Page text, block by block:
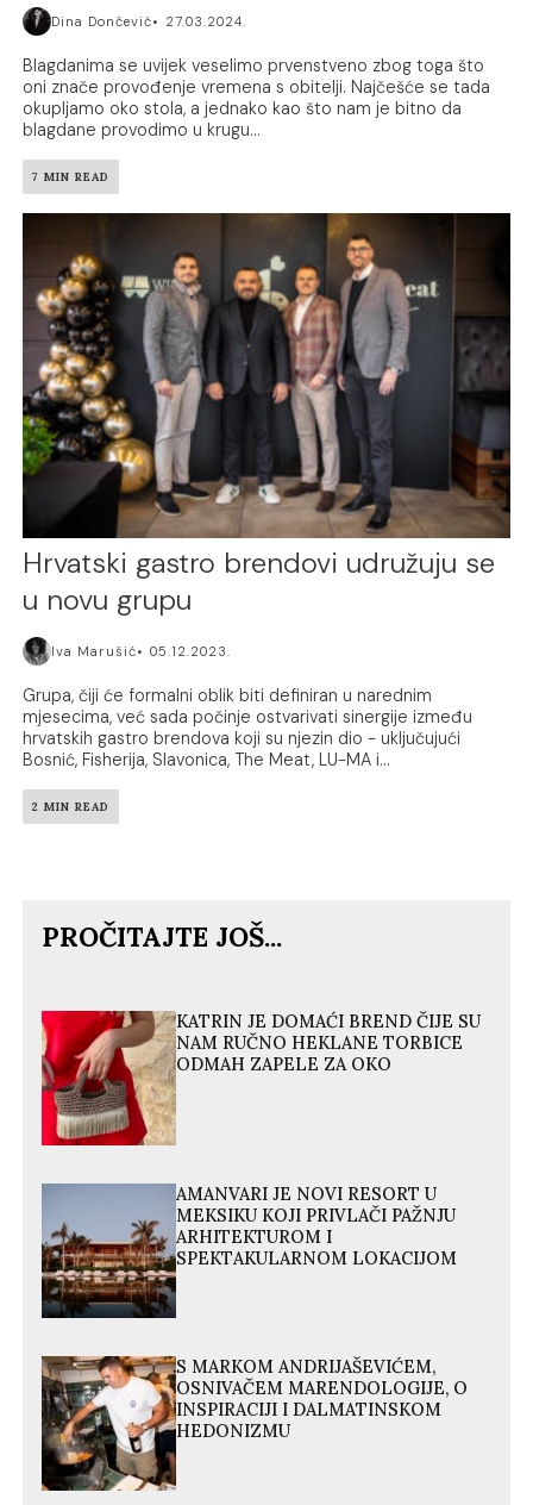
Dina Dončević 27.03.2024.
Blagdanima se uvijek veselimo prvenstveno zbog toga što
oni znače provođenje vremena s obitelji. Najčešće se tada
okupljamo oko stola, a jednako kao što nam je bitno da
blagdane provodimo u krugu...
7 MIN READ
Hrvatski gastro brendovi udružuju se
u novu grupu
Iva Marušić 05.12.2023.
Grupa, čiji će formalni oblik biti definiran u narednim
mjesecima, već sada počinje ostvarivati sinergije između
hrvatskih gastro brendova koji su njezin dio - uključujući
Bosnić, Fisherija, Slavonica, The Meat, LU-MA i...
2 MIN READ
PROČITAJTE JOŠ...
KATRIN JE DOMAĆI BREND ČIJE SU
NAM RUČNO HEKLANE TORBICE
ODMAH ZAPELE ZA OKO
AMANVARI JE NOVI RESORT U
MEKSIKU KOJI PRIVLAČI PAŽNJU
ARHITEKTUROM I
SPEKTAKULARNOM LOKACIJOM
S MARKOM ANDRIJAŠEVIĆEM,
OSNIVAČEM MARENDOLOGIJE, O
INSPIRACIJI I DALMATINSKOM
HEDONIZMU